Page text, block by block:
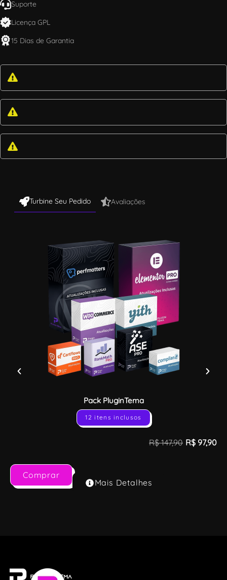
Suporte
Licença GPL
15 Dias de Garantia
Turbine Seu Pedido Avaliações
Pack PluginTema
12 itens inclusos
R$147,90 R$ 97,90
Comprar
Mais Detalhes